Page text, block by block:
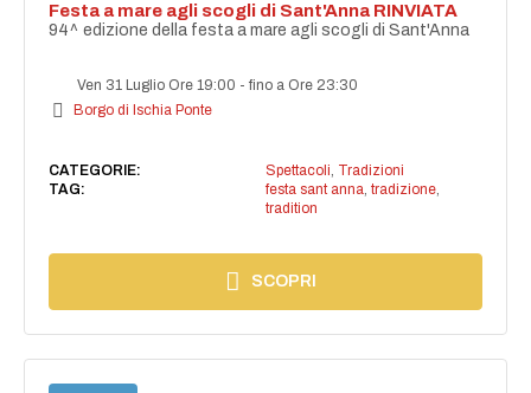
Festa a mare agli scogli di Sant'Anna RINVIATA
94^ edizione della festa a mare agli scogli di Sant'Anna
Ven 31 Luglio Ore 19:00 -fino a Ore 23:30
Borgo di Ischia Ponte
CATEGORIE: Spettacoli, Tradizioni
TAG:
festa sant anna, tradizione,
tradition
SCOPRI